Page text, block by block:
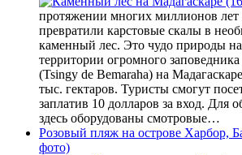
протяжении многих миллионов лет
превратили карстовые скалы в
каменный лес. Это чудо природы
территории огромного
(Tsingy de Bemaraha) на
тыс. гектаров. Туристы смогут
заплатив 10 долларов за вход. Для
здесь оборудованы смотровые…
Розовый пляж на острове Харбор,
фото)